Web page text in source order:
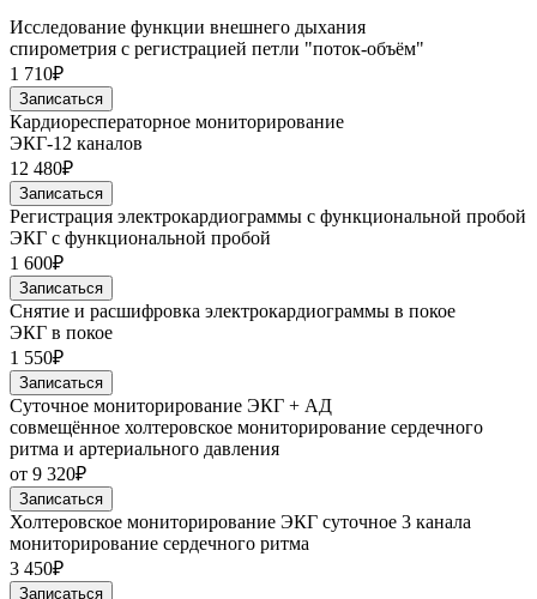
Исследование функции внешнего дыхания
спирометрия с регистрацией петли "поток-объём"
1 710₽
Записаться
Кардиоресператорное мониторирование
ЭКГ-12 каналов
12 480₽
Записаться
Регистрация электрокардиограммы с функциональной пробой
ЭКГ с функциональной пробой
1 600₽
Записаться
Снятие и расшифровка электрокардиограммы в покое
ЭКГ в покое
1 550₽
Записаться
Суточное мониторирование ЭКГ + АД
совмещённое холтеровское мониторирование сердечного
ритма и артериального давления
от 9 320₽
Записаться
Холтеровское мониторирование ЭКГ суточное 3 канала
мониторирование сердечного ритма
3 450₽
Записаться